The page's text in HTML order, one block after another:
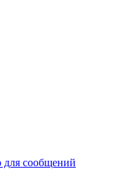
для сообщений